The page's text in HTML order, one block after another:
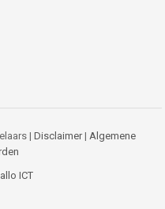
| Disclaimer| Algemene
ICT